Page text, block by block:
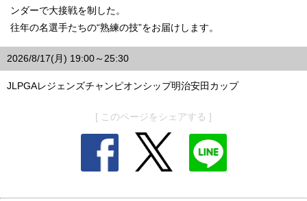
ンダーで大接戦を制した。
往年の名選手たちの“熟練の技”をお届けします。
2026/8/17(月) 19:00～25:30
JLPGAレジェンズチャンピオンシップ明治安田カップ
[ このページをシェアする ]